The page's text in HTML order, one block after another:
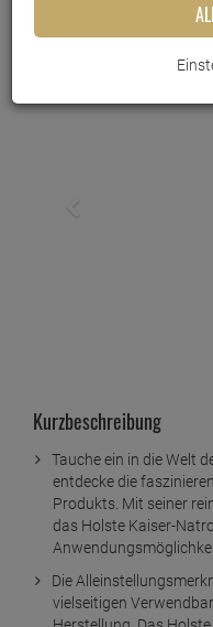
Kurzbeschreibung
Tauche ein in die Welt
entdecke die
Produkts. Mit seiner
das Holste Kaiser-
Die
vielseitigen